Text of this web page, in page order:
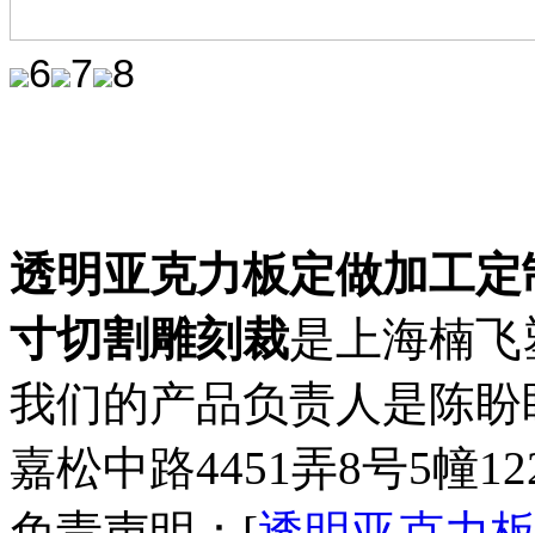
6 7 8
透明亚克力板定做加工
寸切割雕刻裁是上海楠
我们的产品负责人是陈
嘉松中路4451弄8号5幢